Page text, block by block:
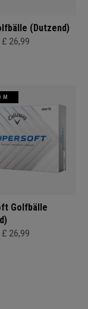
(Dutzend)
£ 26,99
Golfbälle
£ 26,99